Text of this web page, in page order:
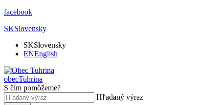
facebook
SKSlovensky
SKSlovensky
ENEnglish
obecTuhrina
S čím pomôžeme?
Hľadaný výraz